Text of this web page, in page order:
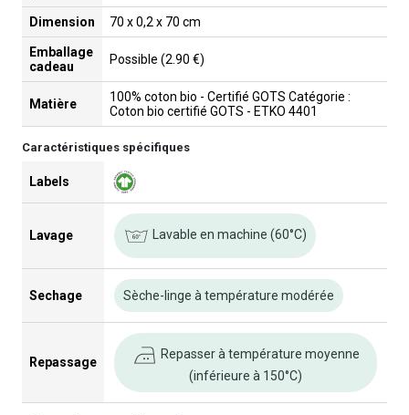
Dimension 70 x 0,2 x 70 cm
Emballage
cadeau
Possible (2.90 €)
Matière
100% coton bio - Certifié GOTS Catégorie :
Coton bio certifié GOTS - ETKO 4401
Caractéristiques spécifiques
Labels
Lavage Lavable en machine (60°C)
Sechage Sèche-linge à température modérée
Repassage
Repasser à température moyenne
(inférieure à 150°C)